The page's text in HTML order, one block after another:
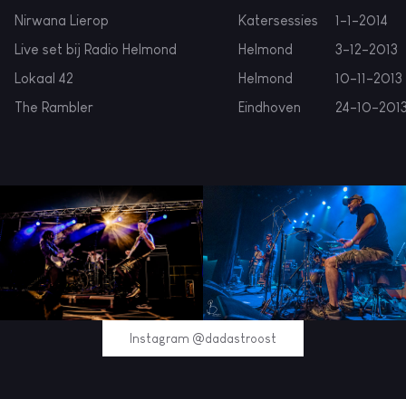
Nirwana Lierop
Katersessies
1-1-2014
Live set bij Radio Helmond
Helmond
3-12-2013
Lokaal 42
Helmond
10-11-2013
The Rambler
Eindhoven 24-10-
Instagram @dadastroost